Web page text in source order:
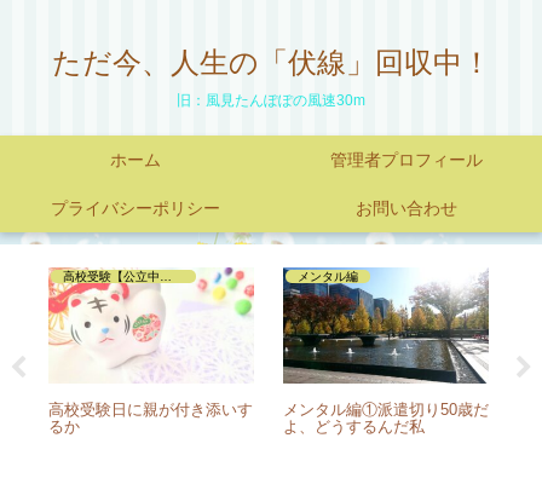
ただ今、人生の「伏線」回収中！
旧：風見たんぽぽの風速30m
ホーム 管理者プロフィール
プライバシーポリシー お問い合わせ
高校受験日に親が付き添いす
るか
メンタル編
メンタル編①派遣切り50歳だ
よ、どうするんだ私